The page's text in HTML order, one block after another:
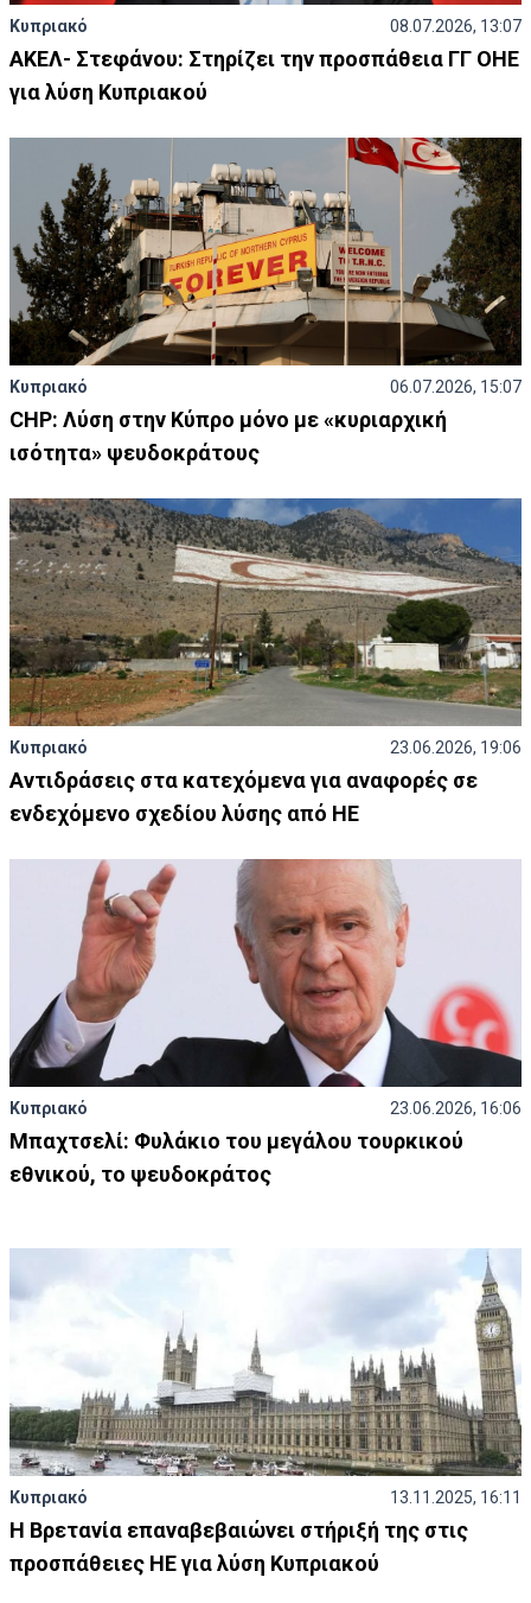
Κυπριακό 08.07.2026, 13:07
ΑΚΕΛ- Στεφάνου: Στηρίζει την προσπάθεια ΓΓ ΟΗΕ
για λύση Κυπριακού
Κυπριακό 06.07.2026, 15:07
CHP: Λύση στην Κύπρο μόνο με «κυριαρχική
ισότητα» ψευδοκράτους
Κυπριακό 23.06.2026, 19:06
Αντιδράσεις στα κατεχόμενα για αναφορές σε
ενδεχόμενο σχεδίου λύσης από ΗΕ
Κυπριακό 23.06.2026, 16:06
Μπαχτσελί: Φυλάκιο του μεγάλου τουρκικού
εθνικού, το ψευδοκράτος
Κυπριακό 13.11.2025, 16:11
Η Βρετανία επαναβεβαιώνει στήριξή της στις
προσπάθειες ΗΕ για λύση Κυπριακού